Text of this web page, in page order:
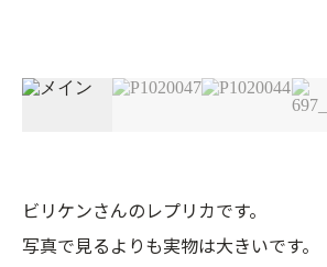
ビリケンさんのレプリカです。
写真で見るよりも実物は大きいです。